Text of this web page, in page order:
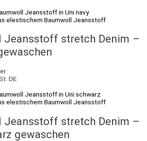
Jeansstoff stretch Denim –
DE
Jeansstoff stretch Denim –
gewaschen